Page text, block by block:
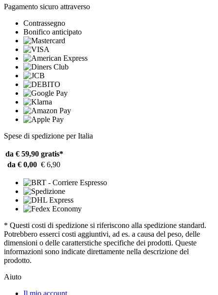
Pagamento sicuro attraverso
Contrassegno
Bonifico anticipato
Spese di spedizione per Italia
da € 59,90 gratis*
da € 0,00 € 6,90
* Questi costi di spedizione si riferiscono alla spedizione standard.
Potrebbero esserci costi aggiuntivi, ad es. a causa del peso, delle
dimensioni o delle caratterstiche specifiche dei prodotti. Queste
informazioni sono indicate direttamente nella descrizione del
prodotto.
Aiuto
Il mio account